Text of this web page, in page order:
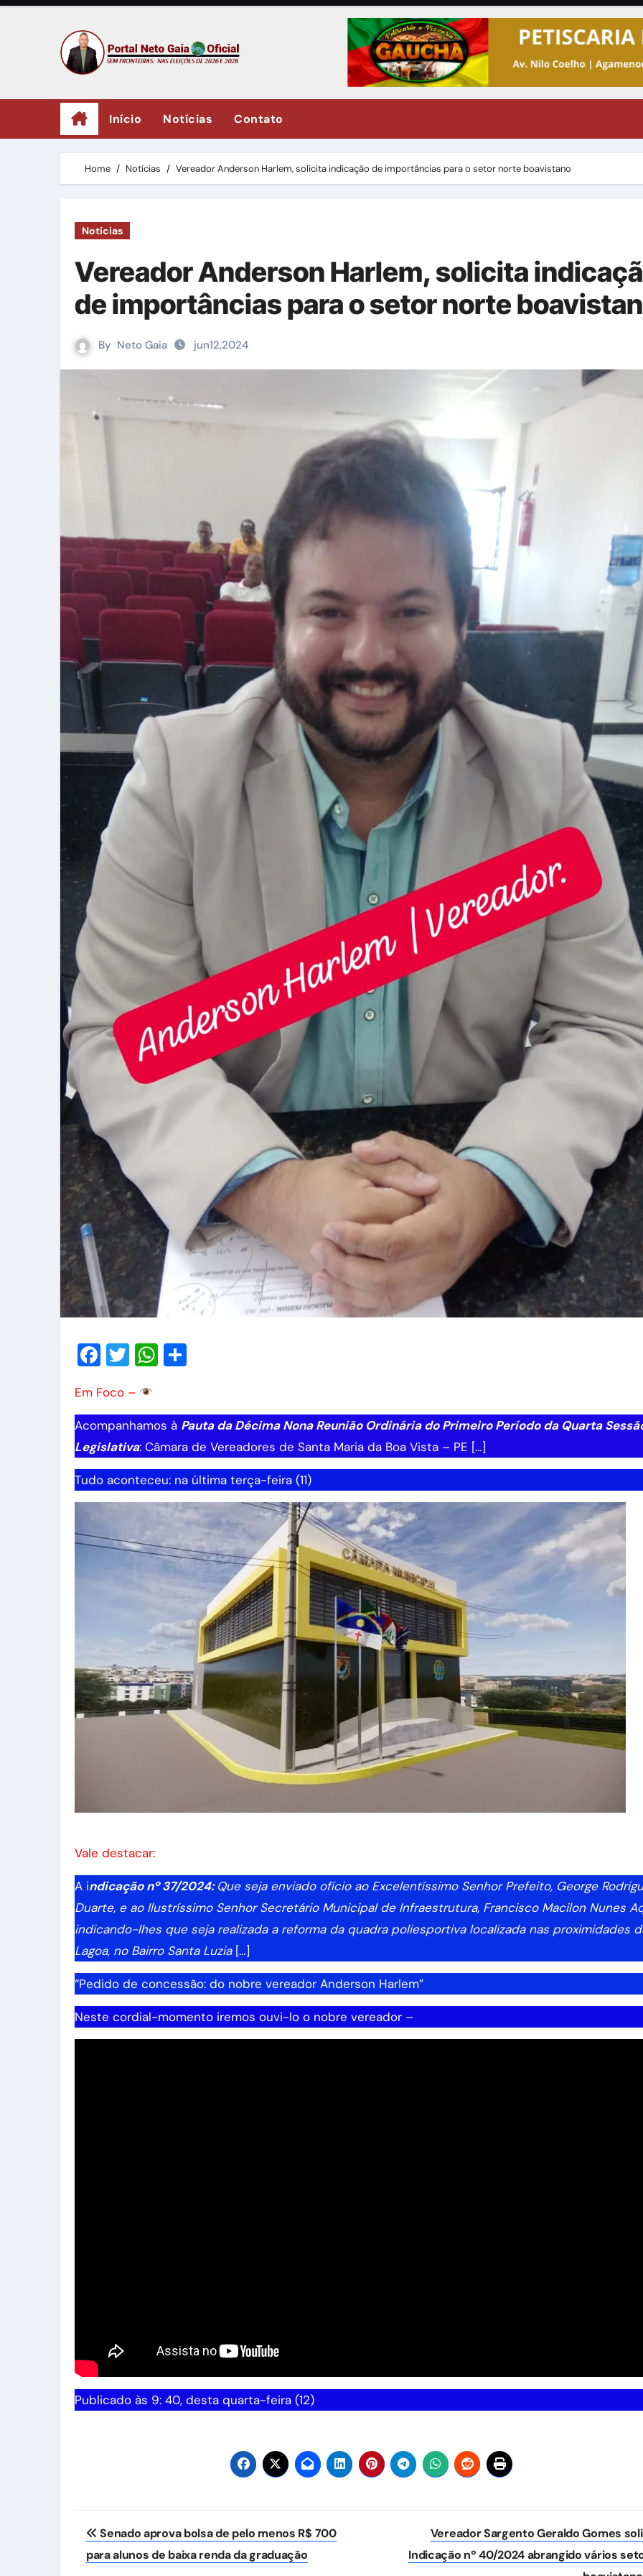
Skip
Início Notícias Contato
Home Notícias Vereador Anderson Harlem, solicita indicação de importâncias para o setor norte boavistano
Notícias
Vereador Anderson Harlem, solicita
de importâncias para o setor norte
By Neto Gaia jun12,2024
Facebook
TwitterWhatsApp
Em Foco –
Acompanhamos à Pauta da Décima Nona Reunião Ordinária do Primeiro Período da Quarta
Legislativa: Câmara de Vereadores de Santa Maria da Boa Vista – PE […]
Tudo aconteceu: na última terça-feira (11)
Vale destacar:
A indicação nº 37/2024:Que seja enviado ofício ao Excelentíssimo Senhor Prefeito, George
Duarte, e ao Ilustríssimo Senhor Secretário Municipal de Infraestrutura, Francisco Macilon Nunes
indicando-lhes que seja realizada a reforma da quadra poliesportiva localizada nas proximidades
Lagoa, no Bairro Santa Luzia[…]
“Pedido de concessão: do nobre vereador Anderson Harlem”
Neste cordial-momento iremos ouvi-lo o nobre vereador –
Publicado às 9: 40, desta quarta-feira (12)
Navegação
de
Senado aprova bolsa de pelo menos R$ 700
para alunos de baixa renda da graduação
Vereador Sargento Geraldo Gomes
Indicação nº 40/2024 abrangido vários